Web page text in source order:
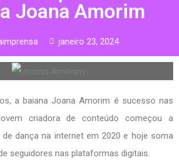
Joana Amorim
janeiro 23, 2024
a baiana Joana Amorim é sucesso nas
criadora de conteúdo começou a
dança na internet em 2020 e hoje soma
seguidores nas plataformas digitais.